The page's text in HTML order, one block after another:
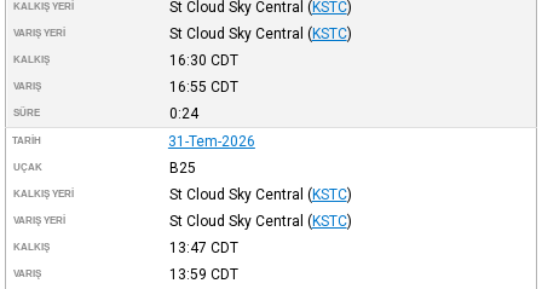
KALKIŞ YERI St Cloud Sky Central (KSTC)
VARIŞ YERI St Cloud Sky Central (KSTC)
KALKIŞ 16:30 CDT
VARIŞ 16:55 CDT
SÜRE 0:24
TARIH 31-Tem-2026
UÇAK B25
KALKIŞ YERI St Cloud Sky Central (KSTC)
VARIŞ YERI St Cloud Sky Central (KSTC)
KALKIŞ 13:47 CDT
VARIŞ 13:59 CDT